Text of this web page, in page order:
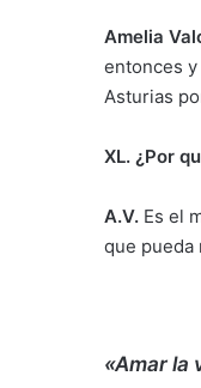
Amelia
entonces
Asturias
XL. ¿Por
A.V. Es el
que pueda
«Amar la